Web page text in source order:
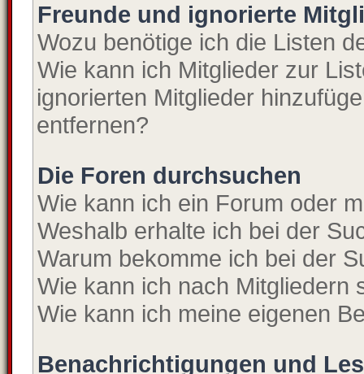
Freunde und ignorierte
Wozu benötige ich die Listen
Wie kann ich Mitglieder zur
ignorierten Mitglieder
entfernen?
Die Foren durchsuchen
Wie kann ich ein Forum oder
Weshalb erhalte ich bei der
Warum bekomme ich bei der
Wie kann ich nach Mitgliedern
Wie kann ich meine eigenen
Benachrichtigungen und